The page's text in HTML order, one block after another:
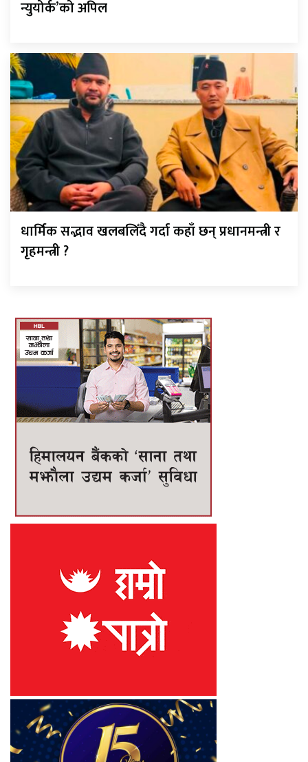
न्युयोर्क’को अपिल
धार्मिक सद्भाव खलबलिँदै गर्दा कहाँ छन् प्रधानमन्त्री र
गृहमन्त्री ?